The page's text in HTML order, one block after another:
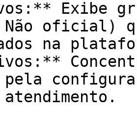
oficial)
na
pela